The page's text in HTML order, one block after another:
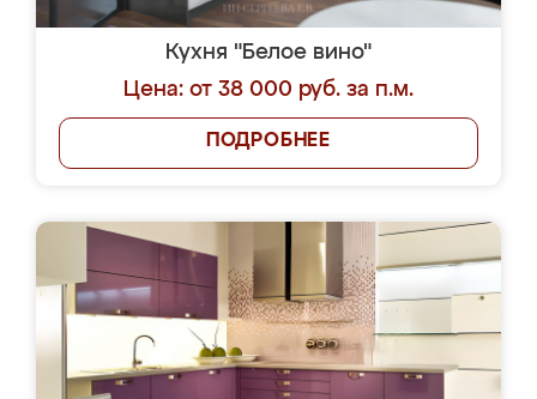
Кухня "Белое вино"
Цена: от 38 000 руб. за п.м.
ПОДРОБНЕЕ